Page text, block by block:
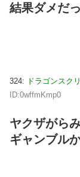
結果ダメだ
324: ドラゴンスク
ID:0wffmKmp0
ヤクザがら
ギャンブル